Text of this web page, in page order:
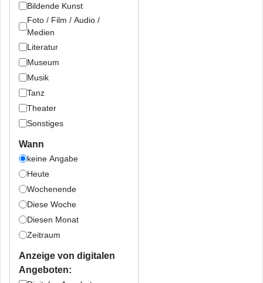
Bildende Kunst
Foto / Film / Audio /
Medien
Literatur
Museum
Musik
Tanz
Theater
Sonstiges
Wann
keine Angabe
Heute
Wochenende
Diese Woche
Diesen Monat
Zeitraum
Anzeige von digitalen
Angeboten: